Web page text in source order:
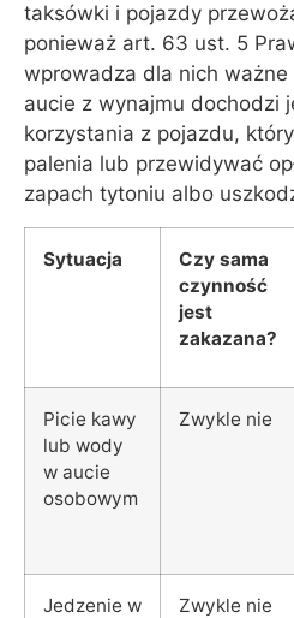
taksówki i pojazdy
ponieważ art. 63 ust. 5
wprowadza dla nich ważne
aucie z wynajmu dochodzi
korzystania z pojazdu,
palenia lub przewidywać
zapach tytoniu albo
Sytuacja
Czy sama
czynność
jest
zakazana?
Picie kawy
lub wody
w aucie
osobowym
Zwykle nie
Jedzenie w
Zwykle nie